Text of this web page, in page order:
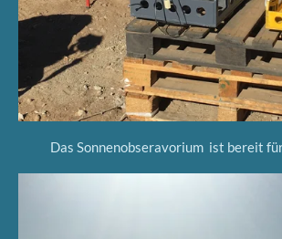
Das Sonnenobseravorium ist bereit